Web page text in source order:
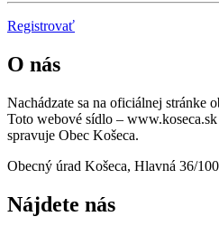
Registrovať
O nás
Nachádzate sa na oficiálnej stránke
Toto webové sídlo –
spravuje Obec Košeca.
Obecný úrad Košeca, Hlavná 36/
Nájdete nás